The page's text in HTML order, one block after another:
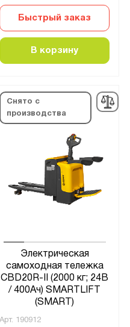
Быстрый заказ
В корзину
Снято с
производства
Электрическая
самоходная тележка
CBD20R-II (2000 кг; 24В
/ 400Ач) SMARTLIFT
(SMART)
Арт. 190912